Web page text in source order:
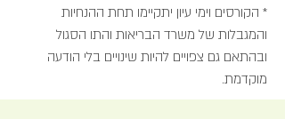
* הקורסים וימי עיון יתקיימו תחת ההנחיות
והמגבלות של משרד הבריאות והתו הסגול
ובהתאם גם צפויים להיות שינויים בלי הודעה
מוקדמת.